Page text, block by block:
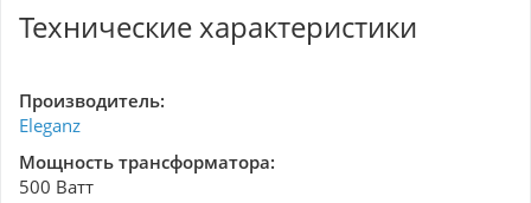
Технические характеристики
Производитель:
Eleganz
Мощность трансформатора:
500 Ватт